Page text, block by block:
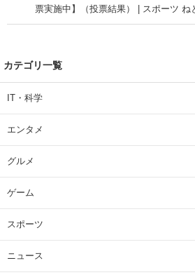
票実施中】（投票結果） | スポーツ ね
カテゴリ一覧
IT・科学
エンタメ
グルメ
ゲーム
スポーツ
ニュース